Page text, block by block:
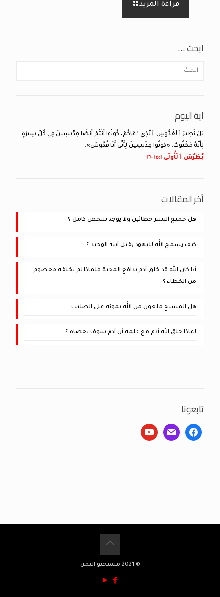
قراءة المزيد
ابحث …
اية اليوم
بَلْ نَظِيرَ ٱلْقُدُّوسِ ٱلَّذِي دَعَاكُمْ، كُونُوا أَنْتُمْ أَيْضًا قِدِّيسِينَ فِي كُلِّ سِيرَةٍ.
لِأَنَّهُ مَكْتُوبٌ: «كُونُوا قِدِّيسِينَ لِأَنِّي أَنَا قُدُّوسٌ».
بُطْرُسَ ٱلْأُولَى ١:‏١٥-‏١٦
أخر المقالات
هل جميع البشر خطائين ولا يوجد شخص كامل ؟
كيف يسمح الله لليهود بقتل أبنه الوحيد ؟
أذا كان الله قد خلق أدم بدافع المحبة فلماذا لم يخلقه معصوم
من الخطاء ؟
هل المسيح ملعون من الله بموته على الصليب
لماذا خلق الله أدم مع علمه أن أدم سوف يعصاه ؟
تابعونا
facebook
mail
youtube
© 2021 مسيحيو اليمن